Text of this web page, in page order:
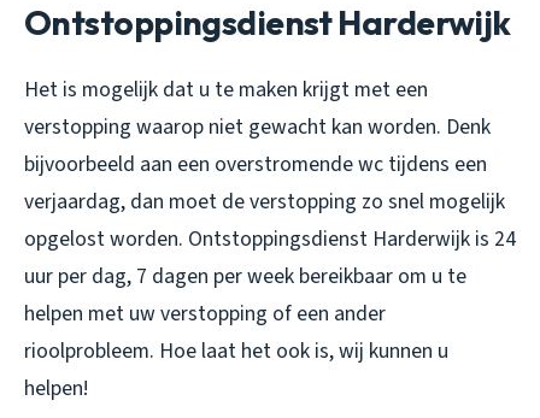
Ontstoppingsdienst Harderwijk
Het is mogelijk dat u te maken krijgt met een
verstopping waarop niet gewacht kan worden. Denk
bijvoorbeeld aan een overstromende wc tijdens een
verjaardag, dan moet de verstopping zo snel mogelijk
opgelost worden. Ontstoppingsdienst Harderwijk is 24
uur per dag, 7 dagen per week bereikbaar om u te
helpen met uw verstopping of een ander
rioolprobleem. Hoe laat het ook is, wij kunnen u
helpen!